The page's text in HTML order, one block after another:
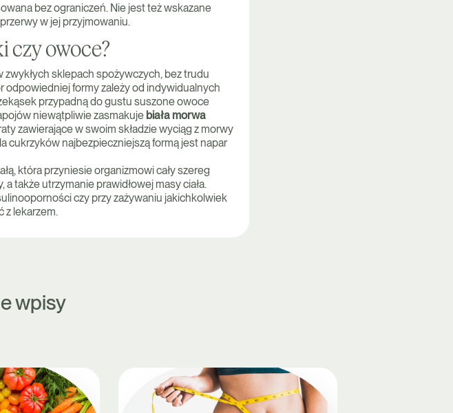
bez ograniczeń. Nie jest też wskazane
w jej przyjmowaniu.
czy owoce?
sklepach spożywczych, bez trudu
odpowiedniej formy zależy od indywidualnych
przypadną do gustu suszone owoce
niewątpliwie zasmakuje biała morwa
zawierające w swoim składzie wyciąg z morwy
cukrzyków najbezpieczniejszą formą jest napar
która przyniesie organizmowi cały szereg
także utrzymanie prawidłowej masy ciała.
czy przy zażywaniu jakichkolwiek
z lekarzem.
wpisy